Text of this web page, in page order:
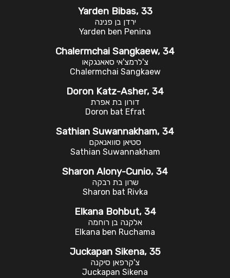
Yarden Bibas, 33
ירדן בן פנינה
Yarden ben Penina
Chalermchai Sangkaew, 34
צ'לרמצ'אי סאאנגקאו
Chalermchai Sangkaew
Doron Katz-Asher, 34
דורון בת אפרת
Doron bat Efrat
Sathian Suwannakham, 34
סטיאן סוואנאקם
Sathian Suwannakham
Sharon Alony-Cunio, 34
שרון בת רבקה
Sharon bat Rivka
Elkana Bohbut, 34
אלקנה בן רוחמה
Elkana ben Ruchama
Juckapan Sikena, 35
צ'קרפאן סיקנה
Juckapan Sikena